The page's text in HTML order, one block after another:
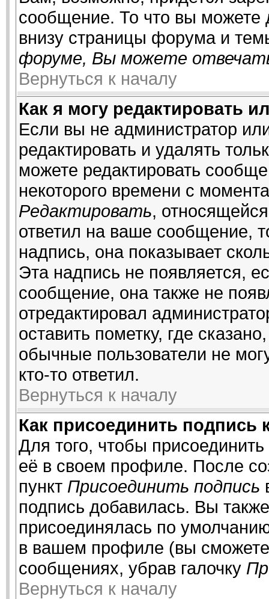
сообщение. То что вы можете
внизу страницы форума и
форуме, Вы можете
Вернуться к началу
Как я могу редактировать
Если вы не администратор
редактировать и удалять
можете редактировать
некоторого времени с
Редактировать,
ответил на ваше сообщение,
надпись, она показывает
Эта надпись не появляется,
сообщение, она также не
отредактировал
оставить пометку, где
обычные пользователи не
кто-то ответил.
Вернуться к началу
Как присоединить
Для того, чтобы
её в своем профиле. После
пункт Присоединить подпись
подпись добавилась. Вы
присоединялась по
в вашем профиле (вы
сообщениях, убрав галочку
Вернуться к началу